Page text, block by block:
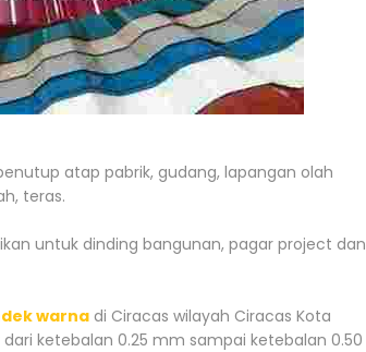
atap pabrik, gudang, lapangan olah
teras.
untuk dinding bangunan, pagar project dan
warna di Ciracas wilayah Ciracas Kota
ketebalan 0.25 mm sampai ketebalan 0.50